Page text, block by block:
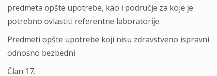
predmeta opšte upotrebe, kao i područje za koje je
potrebno ovlastiti referentne laboratorije.
Predmeti opšte upotrebe koji nisu zdravstveno ispravni
odnosno bezbedni
Član 17.